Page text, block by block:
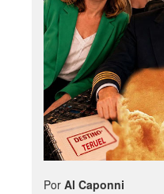
Por Al Caponni